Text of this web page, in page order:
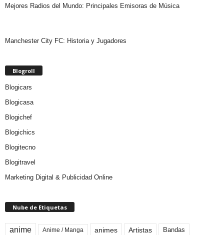
Mejores Radios del Mundo: Principales Emisoras de Música
Manchester City FC: Historia y Jugadores
Blogroll
Blogicars
Blogicasa
Blogichef
Blogichics
Blogitecno
Blogitravel
Marketing Digital & Publicidad Online
Nube de Etiquetas
anime Anime / Manga animes Artistas Bandas